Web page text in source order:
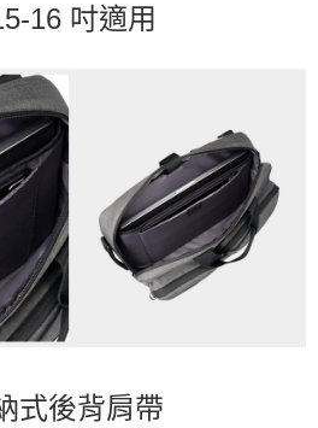
16 吋適用
式後背肩帶